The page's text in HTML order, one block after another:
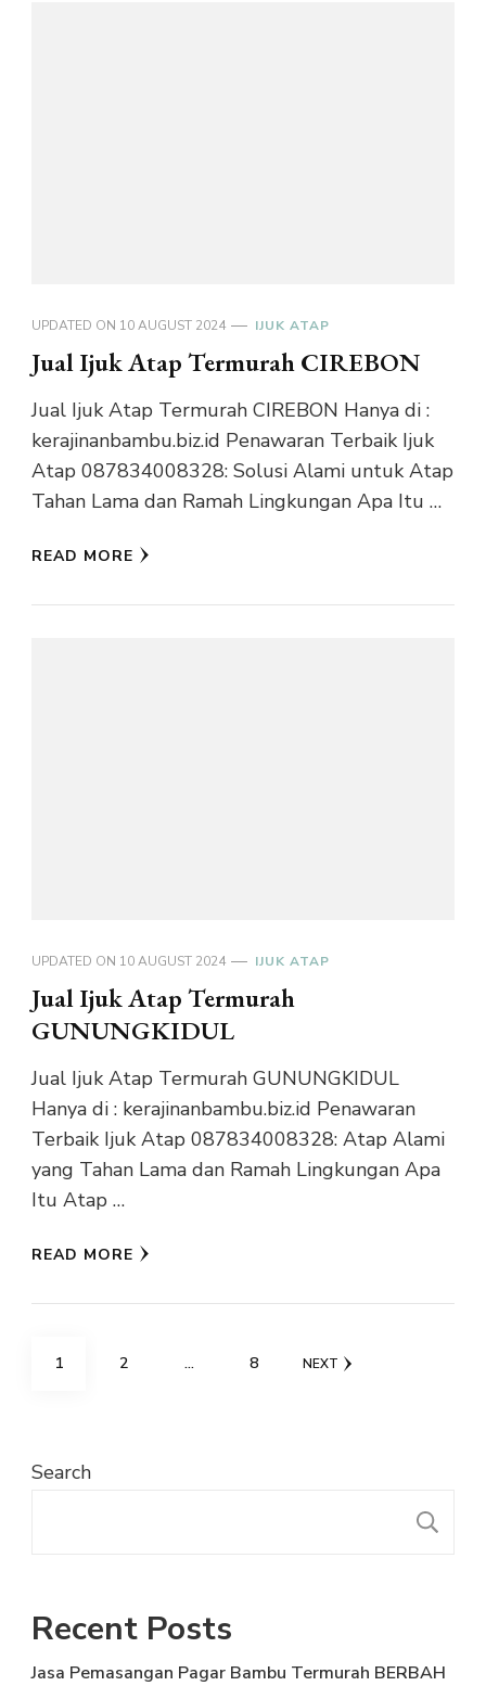
UPDATED ON 10 AUGUST 2024 IJUK ATAP
Jual Ijuk Atap Termurah CIREBON
Jual Ijuk Atap Termurah CIREBON Hanya di :
kerajinanbambu.biz.id Penawaran Terbaik Ijuk
Atap 087834008328: Solusi Alami untuk Atap
Tahan Lama dan Ramah Lingkungan Apa Itu …
READ MORE
UPDATED ON 10 AUGUST 2024 IJUK ATAP
Jual Ijuk Atap Termurah
GUNUNGKIDUL
Jual Ijuk Atap Termurah GUNUNGKIDUL
Hanya di : kerajinanbambu.biz.id Penawaran
Terbaik Ijuk Atap 087834008328: Atap Alami
yang Tahan Lama dan Ramah Lingkungan Apa
Itu Atap …
READ MORE
Posts
PAGE
1 PAGE
2 … PAGE
8 NEXT
Search
Recent Posts
Jasa Pemasangan Pagar Bambu Termurah BERBAH